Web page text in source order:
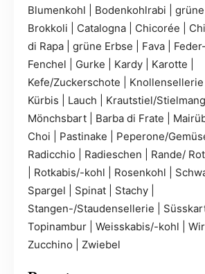
Blumenkohl | Bodenkohlrabi | grüne
Brokkoli | Catalogna | Chicorée |
di Rapa | grüne Erbse | Fava |
Fenchel | Gurke | Kardy | Karotte |
Kefe/Zuckerschote | Knollensellerie
Kürbis | Lauch | Krautstiel/
Mönchsbart | Barba di Frate |
Choi | Pastinake | Peperone/
Radicchio | Radieschen | Rande/
| Rotkabis/-kohl | Rosenkohl |
Spargel | Spinat | Stachy |
Stangen-/Staudensellerie |
Topinambur | Weisskabis/-kohl |
Zucchino | Zwiebel